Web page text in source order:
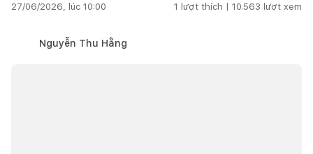
27/06/2026, lúc 10:00 1 lượt thích | 10.563 lượt xem
Nguyễn Thu Hằng